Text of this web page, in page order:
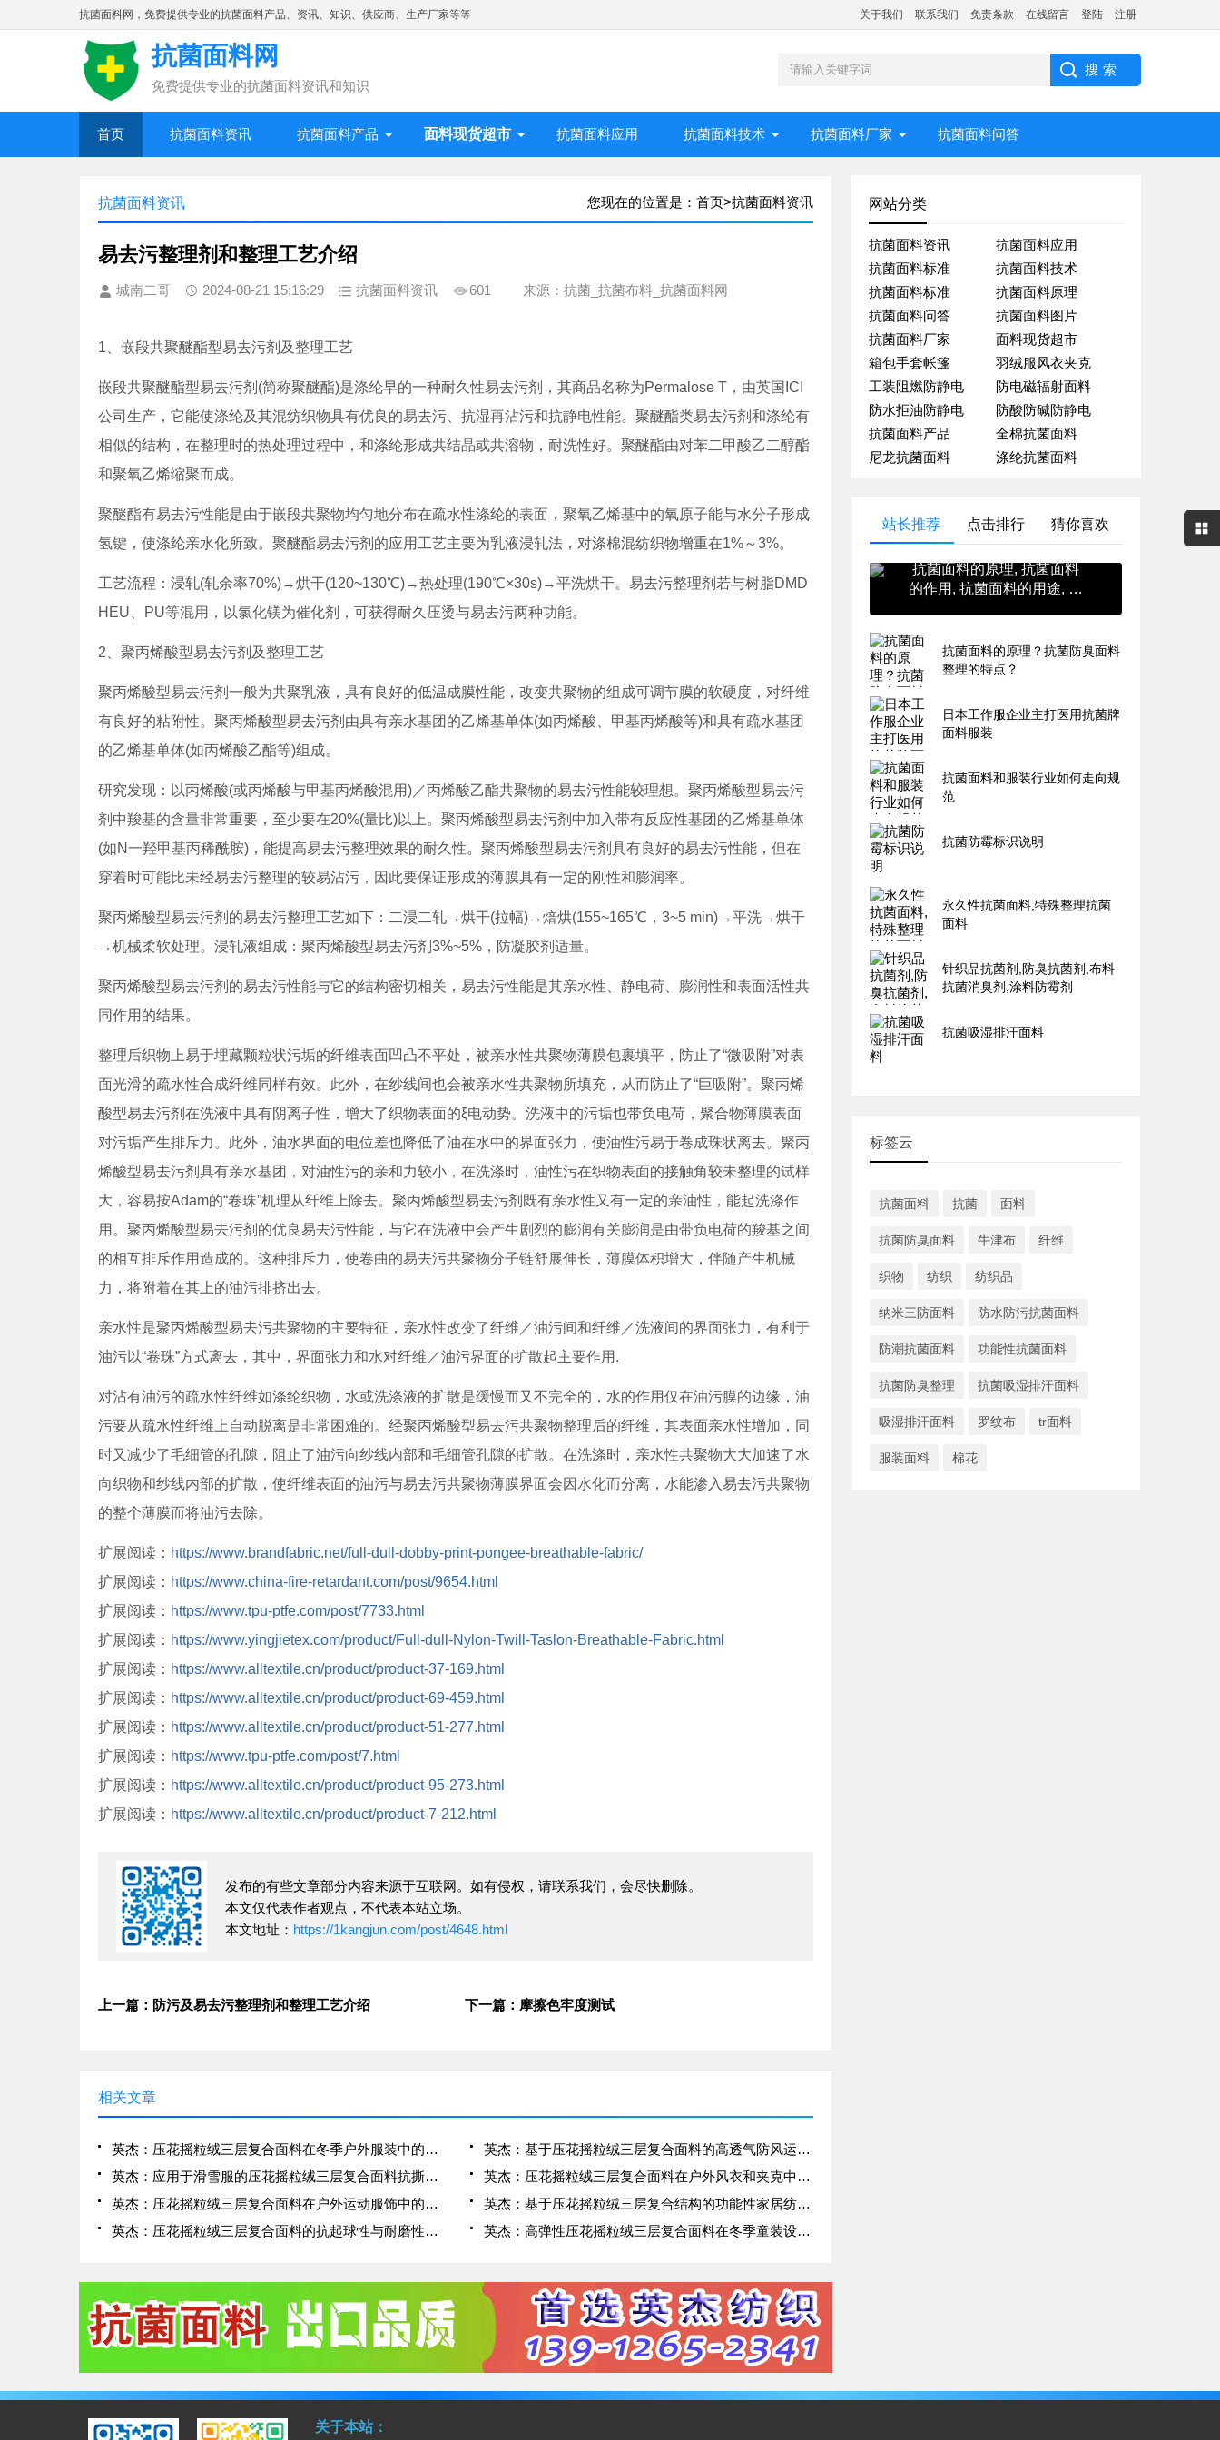
抗菌面料网，免费提供专业的抗菌面料产品、资讯、知识、供应商、生产厂家等等 关于我们 联系我们 免责条款 在线留言 登陆 注册
抗菌面料网
免费提供专业的抗菌面料资讯和知识
首页 抗菌面料资讯 抗菌面料产品 面料现货超市 抗菌面料应用 抗菌面料技术 抗菌面料厂家 抗菌面料问答
您现在的位置是： 首页>抗菌面料资讯
抗菌面料资讯
易去污整理剂和整理工艺介绍
城南二哥 2024-08-21 15:16:29 抗菌面料资讯 601 来源：抗菌_抗菌布料_抗菌面料网
1、嵌段共聚醚酯型易去污剂及整理工艺
嵌段共聚醚酯型易去污剂(简称聚醚酯)是涤纶早的一种耐久性易去污剂，其商品名称为Permalose T，由英国ICI
公司生产，它能使涤纶及其混纺织物具有优良的易去污、抗湿再沾污和抗静电性能。聚醚酯类易去污剂和涤纶有
相似的结构，在整理时的热处理过程中，和涤纶形成共结晶或共溶物，耐洗性好。聚醚酯由对苯二甲酸乙二醇酯
和聚氧乙烯缩聚而成。
聚醚酯有易去污性能是由于嵌段共聚物均匀地分布在疏水性涤纶的表面，聚氧乙烯基中的氧原子能与水分子形成
氢键，使涤纶亲水化所致。聚醚酯易去污剂的应用工艺主要为乳液浸轧法，对涤棉混纺织物增重在1%～3%。
工艺流程：浸轧(轧余率70%)→烘干(120~130℃)→热处理(190℃×30s)→平洗烘干。易去污整理剂若与树脂DMD
HEU、PU等混用，以氯化镁为催化剂，可获得耐久压烫与易去污两种功能。
2、聚丙烯酸型易去污剂及整理工艺
聚丙烯酸型易去污剂一般为共聚乳液，具有良好的低温成膜性能，改变共聚物的组成可调节膜的软硬度，对纤维
有良好的粘附性。聚丙烯酸型易去污剂由具有亲水基团的乙烯基单体(如丙烯酸、甲基丙烯酸等)和具有疏水基团
的乙烯基单体(如丙烯酸乙酯等)组成。
研究发现：以丙烯酸(或丙烯酸与甲基丙烯酸混用)／丙烯酸乙酯共聚物的易去污性能较理想。聚丙烯酸型易去污
剂中羧基的含量非常重要，至少要在20%(量比)以上。聚丙烯酸型易去污剂中加入带有反应性基团的乙烯基单体
(如N一羟甲基丙稀酰胺)，能提高易去污整理效果的耐久性。聚丙烯酸型易去污剂具有良好的易去污性能，但在
穿着时可能比未经易去污整理的较易沾污，因此要保证形成的薄膜具有一定的刚性和膨润率。
聚丙烯酸型易去污剂的易去污整理工艺如下：二浸二轧→烘干(拉幅)→焙烘(155~165℃，3~5 min)→平洗→烘干
→机械柔软处理。浸轧液组成：聚丙烯酸型易去污剂3%~5%，防凝胶剂适量。
聚丙烯酸型易去污剂的易去污性能与它的结构密切相关，易去污性能是其亲水性、静电荷、膨润性和表面活性共
同作用的结果。
整理后织物上易于埋藏颗粒状污垢的纤维表面凹凸不平处，被亲水性共聚物薄膜包裹填平，防止了“微吸附”对表
面光滑的疏水性合成纤维同样有效。此外，在纱线间也会被亲水性共聚物所填充，从而防止了“巨吸附”。聚丙烯
酸型易去污剂在洗液中具有阴离子性，增大了织物表面的ξ电动势。洗液中的污垢也带负电荷，聚合物薄膜表面
对污垢产生排斥力。此外，油水界面的电位差也降低了油在水中的界面张力，使油性污易于卷成珠状离去。聚丙
烯酸型易去污剂具有亲水基团，对油性污的亲和力较小，在洗涤时，油性污在织物表面的接触角较未整理的试样
大，容易按Adam的“卷珠”机理从纤维上除去。聚丙烯酸型易去污剂既有亲水性又有一定的亲油性，能起洗涤作
用。聚丙烯酸型易去污剂的优良易去污性能，与它在洗液中会产生剧烈的膨润有关膨润是由带负电荷的羧基之间
的相互排斥作用造成的。这种排斥力，使卷曲的易去污共聚物分子链舒展伸长，薄膜体积增大，伴随产生机械
力，将附着在其上的油污排挤出去。
亲水性是聚丙烯酸型易去污共聚物的主要特征，亲水性改变了纤维／油污间和纤维／洗液间的界面张力，有利于
油污以“卷珠”方式离去，其中，界面张力和水对纤维／油污界面的扩散起主要作用.
对沾有油污的疏水性纤维如涤纶织物，水或洗涤液的扩散是缓慢而又不完全的，水的作用仅在油污膜的边缘，油
污要从疏水性纤维上自动脱离是非常困难的。经聚丙烯酸型易去污共聚物整理后的纤维，其表面亲水性增加，同
时又减少了毛细管的孔隙，阻止了油污向纱线内部和毛细管孔隙的扩散。在洗涤时，亲水性共聚物大大加速了水
向织物和纱线内部的扩散，使纤维表面的油污与易去污共聚物薄膜界面会因水化而分离，水能渗入易去污共聚物
的整个薄膜而将油污去除。
扩展阅读： https://www.brandfabric.net/full-dull-dobby-print-pongee-breathable-fabric/
扩展阅读： https://www.china-fire-retardant.com/post/9654.html
扩展阅读： https://www.tpu-ptfe.com/post/7733.html
扩展阅读： https://www.yingjietex.com/product/Full-dull-Nylon-Twill-Taslon-Breathable-Fabric.html
扩展阅读： https://www.alltextile.cn/product/product-37-169.html
扩展阅读： https://www.alltextile.cn/product/product-69-459.html
扩展阅读： https://www.alltextile.cn/product/product-51-277.html
扩展阅读： https://www.tpu-ptfe.com/post/7.html
扩展阅读： https://www.alltextile.cn/product/product-95-273.html
扩展阅读： https://www.alltextile.cn/product/product-7-212.html
发布的有些文章部分内容来源于互联网。如有侵权，请联系我们，会尽快删除。
本文仅代表作者观点，不代表本站立场。
本文地址： https://1kangjun.com/post/4648.html
上一篇：防污及易去污整理剂和整理工艺介绍 下一篇：摩擦色牢度测试
相关文章
英杰：压花摇粒绒三层复合面料在冬季户外服装中的保暖性能优化研究
英杰：基于压花摇粒绒三层复合面料的高透气防风运动服饰开发
英杰：应用于滑雪服的压花摇粒绒三层复合面料抗撕裂与耐磨性提升技术
英杰：压花摇粒绒三层复合面料在户外风衣和夹克中的应用与性能
英杰：压花摇粒绒三层复合面料在户外运动服饰中的保暖与透气性能研究
英杰：基于压花摇粒绒三层复合结构的功能性家居纺织品开发与应用
英杰：压花摇粒绒三层复合面料的抗起球性与耐磨性优化技术分析
英杰：高弹性压花摇粒绒三层复合面料在冬季童装设计中的应用实践
网站分类
抗菌面料资讯
抗菌面料应用
抗菌面料标准
抗菌面料技术
抗菌面料标准
抗菌面料原理
抗菌面料问答
抗菌面料图片
抗菌面料厂家
面料现货超市
箱包手套帐篷
羽绒服风衣夹克
工装阻燃防静电
防电磁辐射面料
防水拒油防静电
防酸防碱防静电
抗菌面料产品
全棉抗菌面料
尼龙抗菌面料
涤纶抗菌面料
站长推荐 点击排行 猜你喜欢
抗菌面料的原理, 抗菌面料
的作用, 抗菌面料的用途, 抗
抗菌面料的原理？抗菌防臭面料
整理的特点？
日本工作服企业主打医用抗菌牌
面料服装
抗菌面料和服装行业如何走向规
范
抗菌防霉标识说明
永久性抗菌面料,特殊整理抗菌
面料
针织品抗菌剂,防臭抗菌剂,布料
抗菌消臭剂,涂料防霉剂
抗菌吸湿排汗面料
标签云
抗菌面料 抗菌 面料
抗菌防臭面料 牛津布 纤维
织物 纺织 纺织品
纳米三防面料 防水防污抗菌面料
防潮抗菌面料 功能性抗菌面料
抗菌防臭整理 抗菌吸湿排汗面料
吸湿排汗面料 罗纹布 tr面料
服装面料 棉花
关于本站：